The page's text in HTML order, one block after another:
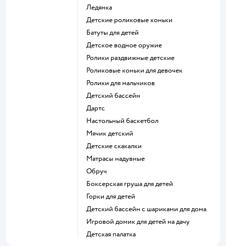
Ледянка
Детские роликовые коньки
Батуты для детей
Детское водное оружие
Ролики раздвижные детские
Роликовые коньки для девочек
Ролики для мальчиков
Детский бассейн
Дартс
Настольный баскетбол
Мячик детский
Детские скакалки
Матрасы надувные
Обруч
Боксерская груша для детей
Горки для детей
Детский бассейн с шариками для дома
Игровой домик для детей на дачу
Детская палатка